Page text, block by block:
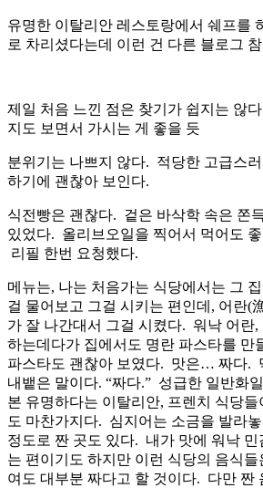
유명한 이탈리안 레스토랑에서 쉐프를
로 차리셨다는데 이런 건 다른 블로그
제일 처음 느낀 점은 찾기가 쉽지는 않
지도 보면서 가시는 게 좋을 듯
분위기는 나쁘지 않다. 적당한 고급스
하기에 괜찮아 보인다.
식전빵은 괜찮다. 겉은 바삭학 속은 쫀
있었다. 올리브오일을 찍어서 먹어도
리필 한번 요청했다.
메뉴는, 나는 처음가는 식당에서는 그
걸 물어보고 그걸 시키는 편인데, 어란(
가 잘 나간대서 그걸 시켰다. 워낙 어란
하는데다가 집에서도 명란 파스타를 만
파스타도 괜찮아 보였다. 맛은… 짜다.
내뱉은 말이다. “짜다.” 성급한 일반화
본 유명하다는 이탈리안, 프렌치 식당들
도 마찬가지다. 심지어는 소금을 발라
정도로 짠 곳도 있다. 내가 맛에 워낙
는 편이기도 하지만 이런 식당의 음식
여도 대부분 짜다고 할 것이다. 다만 짠